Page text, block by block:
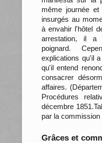
même journée
insurgés au
à envahir l'hôtel
arrestation, il a
poignard.
explications qu'il
qu'il entend
consacrer
affaires.
Procédures
décembre
par la
Grâces et